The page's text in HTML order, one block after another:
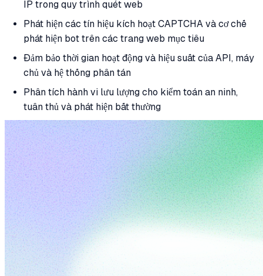
IP trong quy trình quét web
Phát hiện các tín hiệu kích hoạt CAPTCHA và cơ chế
phát hiện bot trên các trang web mục tiêu
Đảm bảo thời gian hoạt động và hiệu suất của API, máy
chủ và hệ thống phân tán
Phân tích hành vi lưu lượng cho kiểm toán an ninh,
tuân thủ và phát hiện bất thường